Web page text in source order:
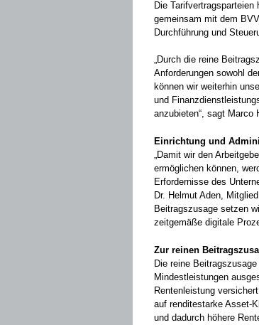
Die Tarifvertragsparteien
gemeinsam mit dem
Durchführung und
„Durch die reine
Anforderungen sowohl
können wir weiterhin
und
anzubieten“, sagt Marco
Einrichtung und
„Damit wir den
ermöglichen können,
Erfordernisse des
Dr. Helmut Aden,
Beitragszusage setzen
zeitgemäße digitale
Zur reinen
Die reine
Mindestleistungen
Rentenleistung
auf renditestarke Asset-
und dadurch höhere